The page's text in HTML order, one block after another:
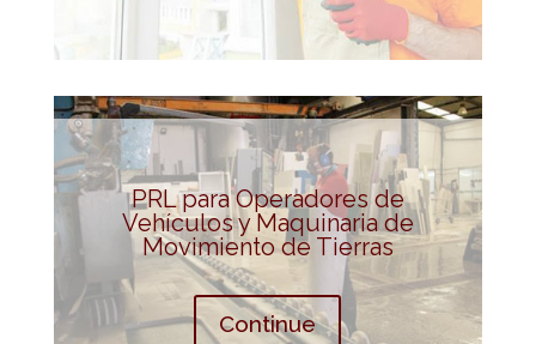
PRL para Operadores de
Vehículos y Maquinaria de
Movimiento de Tierras
Continue